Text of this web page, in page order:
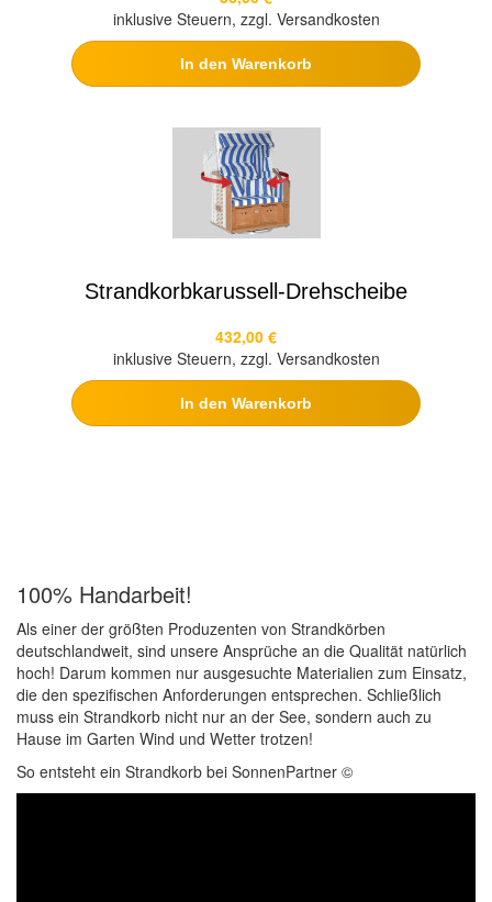
inklusive Steuern, zzgl. Versandkosten
In den Warenkorb
Strandkorbkarussell-Drehscheibe
432,00 €
inklusive Steuern, zzgl. Versandkosten
In den Warenkorb
100% Handarbeit!
Als einer der größten Produzenten von Strandkörben
deutschlandweit, sind unsere Ansprüche an die Qualität natürlich
hoch! Darum kommen nur ausgesuchte Materialien zum Einsatz,
die den spezifischen Anforderungen entsprechen. Schließlich
muss ein Strandkorb nicht nur an der See, sondern auch zu
Hause im Garten Wind und Wetter trotzen!
So entsteht ein Strandkorb bei SonnenPartner ©